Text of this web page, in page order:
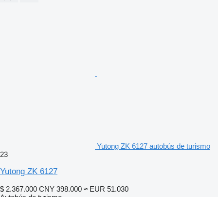
Yutong ZK 6127 autobús de turismo
23
Yutong ZK 6127
$ 2.367.000 CNY 398.000 ≈ EUR 51.030